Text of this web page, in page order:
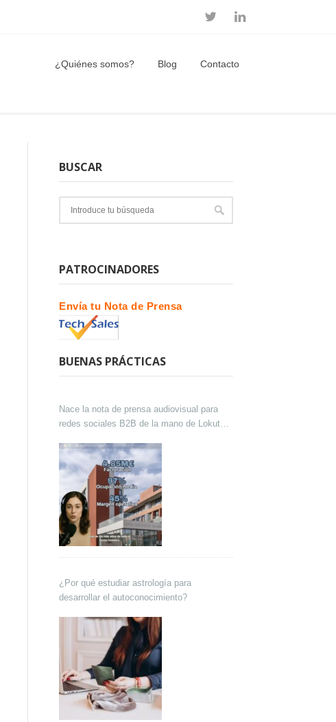
¿Quiénes somos? Blog Contacto
BUSCAR
PATROCINADORES
Envía tu Nota de Prensa
BUENAS PRÁCTICAS
Nace la nota de prensa audiovisual para
redes sociales B2B de la mano de Lokutor
¿Por qué estudiar astrología para
desarrollar el autoconocimiento?